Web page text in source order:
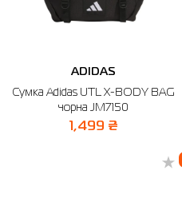
ADIDAS
Сумка Adidas UTL X-BODY BAG
чорна JM7150
1,499 ₴